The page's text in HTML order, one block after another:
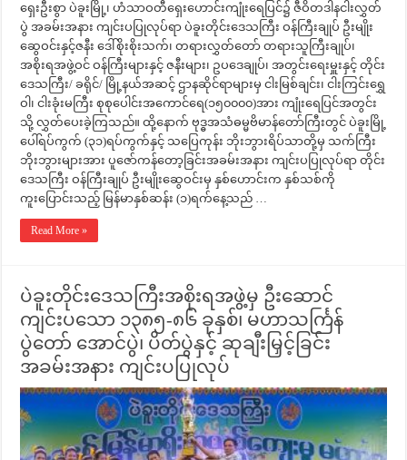
ရှေးဦးစွာ ပဲခူးမြို့၊ ဟံသာဝတီရှေးဟောင်းကျုံးရေပြင်၌ ဇီဝိတဒါနငါးလွှတ်
ပွဲ အခမ်းအနား ကျင်းပပြုလုပ်ရာ ပဲခူးတိုင်းဒေသကြီး ဝန်ကြီးချုပ် ဦးမျိုး
ဆွေဝင်းနှင့်ဇနီး ဒေါ်စိုးစိုးသက်၊ တရားလွှတ်တော် တရားသူကြီးချုပ်၊
အစိုးရအဖွဲ့ဝင် ဝန်ကြီးများနှင့် ဇနီးများ၊ ဥပဒေချုပ်၊ အတွင်းရေးမှူးနှင့် တိုင်း
ဒေသကြီး/ ခရိုင်/ မြို့နယ်အဆင့် ဌာနဆိုင်ရာများမှ ငါးမြစ်ချင်း၊ ငါးကြင်းရွှေ
ဝါ၊ ငါးခုံးမကြီး စုစုပေါင်းအကောင်ရေ(၁၅၀၀၀၀)အား ကျုံးရေပြင်အတွင်း
သို့ လွှတ်ပေးခဲ့ကြသည်။ ထို့နောက် ဗုဒ္ဓအသံဓမ္မဗိမာန်တော်ကြီးတွင် ပဲခူးမြို့
ပေါ်ရပ်ကွက် (၃၁)ရပ်ကွက်နှင့် သပြေကုန်း ဘိုးဘွားရိပ်သာတို့မှ သက်ကြီး
ဘိုးဘွားများအား ပူဇော်ကန်တော့ခြင်းအခမ်းအနား ကျင်းပပြုလုပ်ရာ တိုင်း
ဒေသကြီး ဝန်ကြီးချုပ် ဦးမျိုးဆွေဝင်းမှ နှစ်ဟောင်းက နှစ်သစ်ကို
ကူးပြောင်းသည့် မြန်မာနှစ်ဆန်း (၁)ရက်နေ့သည် …
Read More »
ပဲခူးတိုင်းဒေသကြီးအစိုးရအဖွဲ့မှ ဦးဆောင်
ကျင်းပသော ၁၃၈၅-၈၆ ခုနှစ်၊ မဟာသင်္ကြန်
ပွဲတော် အောင်ပွဲ၊ ပိတ်ပွဲနှင့် ဆုချီးမြှင့်ခြင်း
အခမ်းအနား ကျင်းပပြုလုပ်